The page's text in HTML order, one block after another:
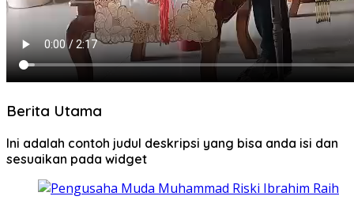
Berita Utama
Ini adalah contoh judul deskripsi yang bisa anda isi dan
sesuaikan pada widget